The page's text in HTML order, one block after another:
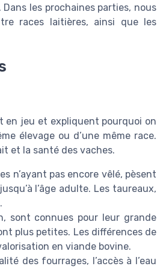
les prochaines parties, nous
races laitières, ainsi que les
en jeu et expliquent pourquoi on
élevage ou d’une même race.
et la santé des vaches.
n’ayant pas encore vêlé, pèsent
l’âge adulte. Les taureaux,
sont connues pour leur grande
plus petites. Les différences de
en viande bovine.
des fourrages, l’accès à l’eau